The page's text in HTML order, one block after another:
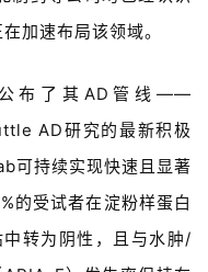
在加速布局该领域。
公布 了 其AD管线——
AD研究的最新积极
可持续实现快速且显著
的受试者在淀粉样蛋白
转为阴性，且与水肿/